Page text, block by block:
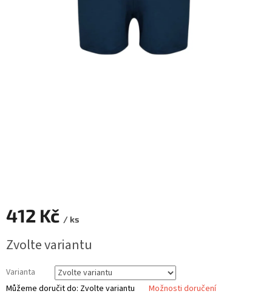
412 Kč / ks
cena:
Zvolte variantu
Varianta
Můžeme doručit do: Zvolte variantu Možnosti doručení